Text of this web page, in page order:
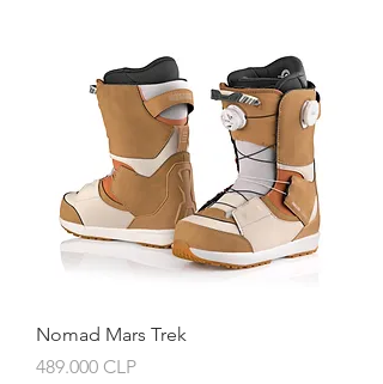
Nomad Mars Trek
Preis
489.000 CLP